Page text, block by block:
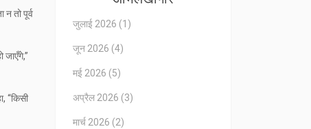
तो पूर्व
जाएँगे,”
“किसी
जुलाई 2026 (1)
जून 2026 (4)
मई 2026 (5)
अप्रैल 2026 (3)
मार्च 2026 (2)